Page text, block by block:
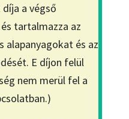
a végső
tartalmazza az
alapanyagokat és az
E díjon felül
nem merül fel a